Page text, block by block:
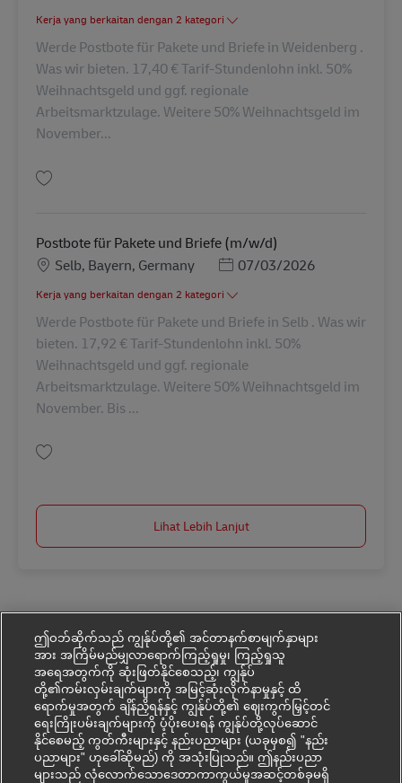
Kerja yang berkaitan dengan 2 kategori
Werde Postbote für Pakete und Briefe in Weidenberg .
Was wir bieten. 17,40 € Tarif-Stundenlohn inkl. 50%
Weihnachtsgeld und ggf. regionale
Arbeitsmarktzulage. Weitere 50% Weihnachtsgeld im
November...
Postbote für Pakete und Briefe (m/w/d)
LokasiSelb, Bayern, Germany Posted Date
07/03/2026
Kerja yang berkaitan dengan 2 kategori
Werde Postbote für Pakete und Briefe in Selb . Was wir
bieten. 17,92 € Tarif-Stundenlohn inkl. 50%
Weihnachtsgeld und ggf. regionale
Arbeitsmarktzulage. Weitere 50% Weihnachtsgeld im
November. Bis ...
Lihat Lebih Lanjut
ဤဝဘ်ဆိုက်သည် ကျွန်ုပ်တို့၏ အင်တာနက်စာမျက်နှာများ
အား အကြိမ်မည်မျှလာရောက်ကြည့်ရှုမှု၊ ကြည့်ရှုသူ
အရေအတွက်ကို ဆုံးဖြတ်နိုင်စေသည့်၊ ကျွန်ုပ်
တို့၏ကမ်းလှမ်းချက်များကို အမြင့်ဆုံးလိုက်နာမှုနှင့် ထိ
ရောက်မှုအတွက် ချိန်ညှိရန်နှင့် ကျွန်ုပ်တို့၏ ဈေးကွက်မြှင့်တင်
ရေးကြိုးပမ်းချက်များကို ပံ့ပိုးပေးရန် ကျွန်ုပ်တို့လုပ်ဆောင်
နိုင်စေမည့် ကွတ်ကီးများနှင့် နည်းပညာများ (ယခုမှစ၍ "နည်း
ပညာများ" ဟုခေါ်ဆိုမည်) ကို အသုံးပြုသည်။ ဤနည်းပညာ
များသည် လုံလောက်သောဒေတာကာကွယ်မှုအဆင့်တစ်ခုမရှိ